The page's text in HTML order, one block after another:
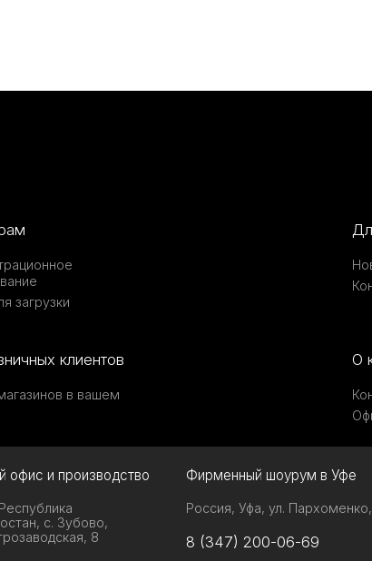
загрузки
клиентов
в вашем
О
офис и производство
с. Зубово,
8
Фирменный шоурум в Уфе
Россия, Уфа, ул.
8 (347) 200-06-69